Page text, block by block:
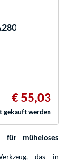
€ 55,03
gekauft werden
für müheloses
das in